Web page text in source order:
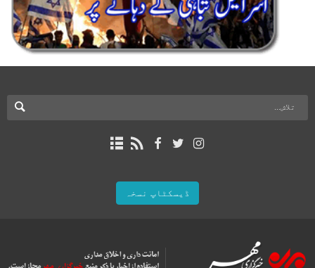
ڈیسکٹاپ نسخہ